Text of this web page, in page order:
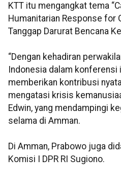
KTT itu mengangkat tema
Humanitarian Response for
Tanggap Darurat Bencana
“Dengan kehadiran
Indonesia dalam konferensi
memberikan kontribusi
mengatasi krisis
Edwin, yang mendampingi
selama di Amman.
Di Amman, Prabowo juga
Komisi I DPR RI Sugiono.